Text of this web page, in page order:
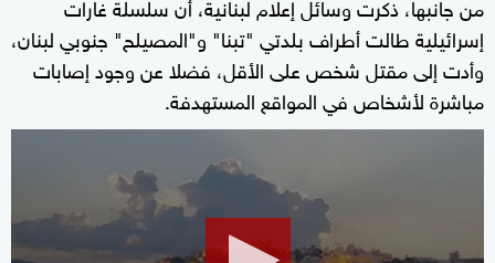
إسرائيلية طالت أطراف بلدتي "تبنا" و"المصيلح" جنوبي لبنان،
وأدت إلى مقتل شخص على الأقل، فضلا عن وجود إصابات
مباشرة لأشخاص في المواقع المستهدفة.
2
minutes,